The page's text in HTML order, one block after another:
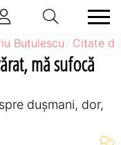
Butulescu Citate
mă sufocă
dușmani, dor,